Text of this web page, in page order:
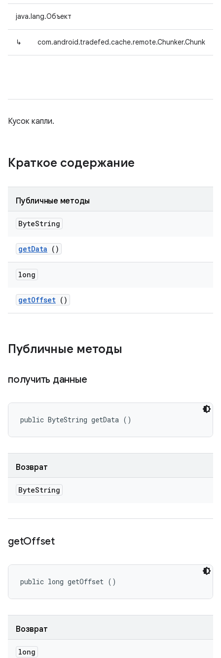
java.lang.Объект
↳ com.android.tradefed.cache.remote.Chunker.Chunk
Кусок капли.
Краткое содержание
Публичные методы
ByteString
getData ()
long
getOffset ()
Публичные методы
получить данные
public ByteString getData ()
Возврат
ByteString
getOffset
public long getOffset ()
Возврат
long